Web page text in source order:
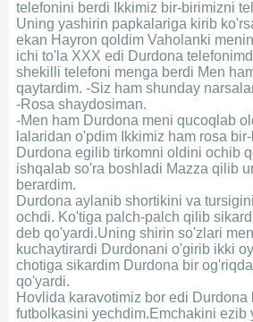
telefonini berdi Ikkimiz bir-birimizni
Uning yashirin papkalariga kirib
ekan Hayron qoldim Vaholanki
ichi to'la XXX edi Durdona
shekilli telefoni menga berdi Men
qaytardim. -Siz ham shunday
-Rosa shaydosiman.
-Men ham Durdona meni qucoqlab
lalaridan o'pdim Ikkimiz ham rosa
Durdona egilib tirkomni oldini ochib
ishqalab so'ra boshladi Mazza qilib
berardim.
Durdona aylanib shortikini va
ochdi. Ko'tiga palch-palch qilib
deb qo'yardi.Uning shirin so'zlari
kuchaytirardi Durdonani o'girib ikki
chotiga sikardim Durdona bir
qo'yardi.
Hovlida karavotimiz bor edi Durdona
futbolkasini yechdim.Emchakini ezib